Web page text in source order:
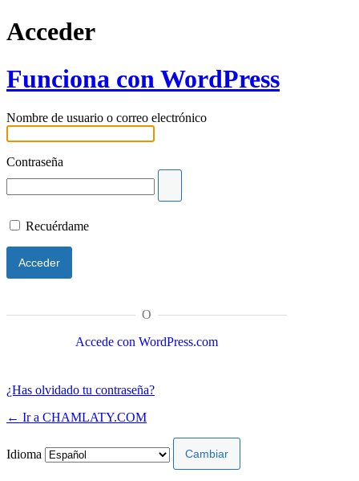
Acceder
Funciona con WordPress
Nombre de usuario o correo electrónico
Contraseña
Recuérdame
O
Accede con WordPress.com
¿Has olvidado tu contraseña?
← Ir a CHAMLATY.COM
Idioma